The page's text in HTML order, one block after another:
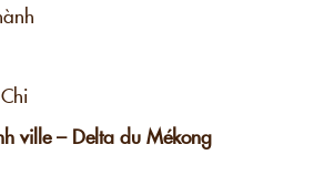
ville – Delta du Mékong